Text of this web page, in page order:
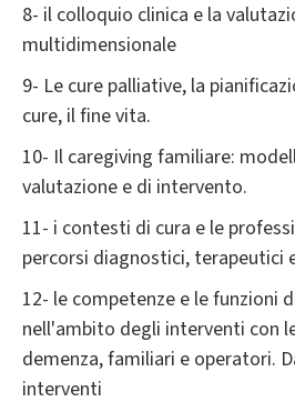
8- il colloquio clinica e la
multidimensionale
9- Le cure palliative, la
cure, il fine vita.
10- Il caregiving familiare:
valutazione e di intervento.
11- i contesti di cura e le
percorsi diagnostici, terapeutici
12- le competenze e le funzioni
nell'ambito degli interventi con
demenza, familiari e operatori.
interventi